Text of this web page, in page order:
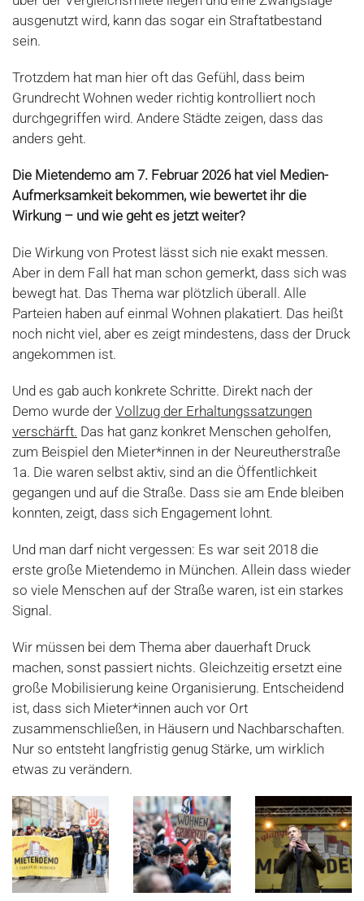
ausgenutzt wird, kann das sogar ein Straftatbestand
sein.
Trotzdem hat man hier oft das Gefühl, dass beim
Grundrecht Wohnen weder richtig kontrolliert noch
durchgegriffen wird. Andere Städte zeigen, dass das
anders geht.
Die Mietendemo am 7. Februar 2026 hat viel Medien-
Aufmerksamkeit bekommen, wie bewertet ihr die
Wirkung – und wie geht es jetzt weiter?
Die Wirkung von Protest lässt sich nie exakt messen.
Aber in dem Fall hat man schon gemerkt, dass sich was
bewegt hat. Das Thema war plötzlich überall. Alle
Parteien haben auf einmal Wohnen plakatiert. Das heißt
noch nicht viel, aber es zeigt mindestens, dass der Druck
angekommen ist.
Und es gab auch konkrete Schritte. Direkt nach der
Demo wurde der Vollzug der Erhaltungssatzungen
verschärft. Das hat ganz konkret Menschen geholfen,
zum Beispiel den Mieter*innen in der Neureutherstraße
1a. Die waren selbst aktiv, sind an die Öffentlichkeit
gegangen und auf die Straße. Dass sie am Ende bleiben
konnten, zeigt, dass sich Engagement lohnt.
Und man darf nicht vergessen: Es war seit 2018 die
erste große Mietendemo in München. Allein dass wieder
so viele Menschen auf der Straße waren, ist ein starkes
Signal.
Wir müssen bei dem Thema aber dauerhaft Druck
machen, sonst passiert nichts. Gleichzeitig ersetzt eine
große Mobilisierung keine Organisierung. Entscheidend
ist, dass sich Mieter*innen auch vor Ort
zusammenschließen, in Häusern und Nachbarschaften.
Nur so entsteht langfristig genug Stärke, um wirklich
etwas zu verändern.